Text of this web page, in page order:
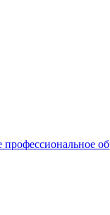
профессиональное